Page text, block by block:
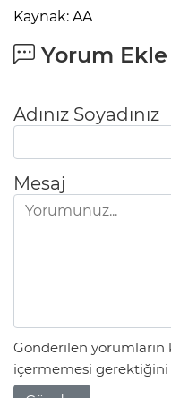
Kaynak: AA
Yorum Ekle
Adınız Soyadınız
Mesaj
Gönderilen
içermemesi gerektiğini